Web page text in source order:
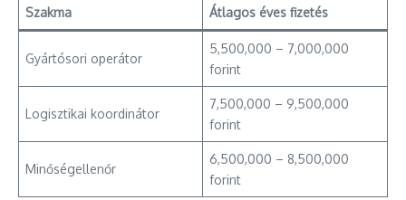
Szakma Átlagos éves fizetés
Gyártósori operátor
5,500,000 – 7,000,000
forint
Logisztikai koordinátor
7,500,000 – 9,500,000
forint
Minőségellenőr
6,500,000 – 8,500,000
forint